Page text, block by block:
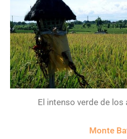
El intenso verde de los
Monte